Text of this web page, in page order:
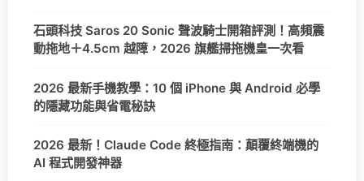
石頭科技 Saros 20 Sonic 聲波騎士開箱評測！高頻震
動拖地＋4.5cm 越障，2026 旗艦掃拖機皇一次看
2026 最新手機教學：10 個 iPhone 與 Android 必學
的隱藏功能與省電秘訣
2026 最新！Claude Code 終極指南：顛覆終端機的
AI 程式開發神器